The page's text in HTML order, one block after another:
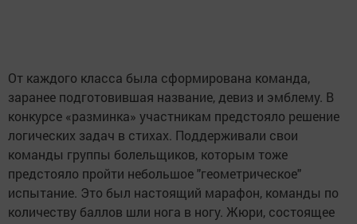
От каждого класса была сформирована команда,
заранее подготовившая название, девиз и эмблему. В
конкурсе «разминка» участникам предстояло решение
логических задач в стихах. Поддерживали свои
команды группы болельщиков, которым тоже
предстояло пройти небольшое "геометрическое"
испытание. Это был настоящий марафон, команды по
количеству баллов шли нога в ногу. Жюри, состоящее